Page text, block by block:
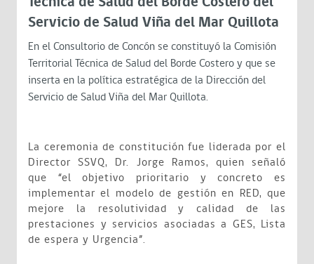
Servicio de Salud Viña del Mar Quillota
En el Consultorio de Concón se constituyó la Comisión
Territorial Técnica de Salud del Borde Costero y que se
inserta en la política estratégica de la Dirección del
Servicio de Salud Viña del Mar Quillota.
La ceremonia de constitución fue liderada por el
Director SSVQ, Dr. Jorge Ramos, quien señaló
que “el objetivo prioritario y concreto es
implementar el modelo de gestión en RED, que
mejore la resolutividad y calidad de las
prestaciones y servicios asociadas a GES, Lista
de espera y Urgencia”.